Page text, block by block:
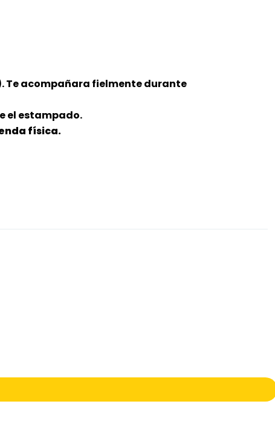
Te acompañara fielmente durante
el estampado.
física.